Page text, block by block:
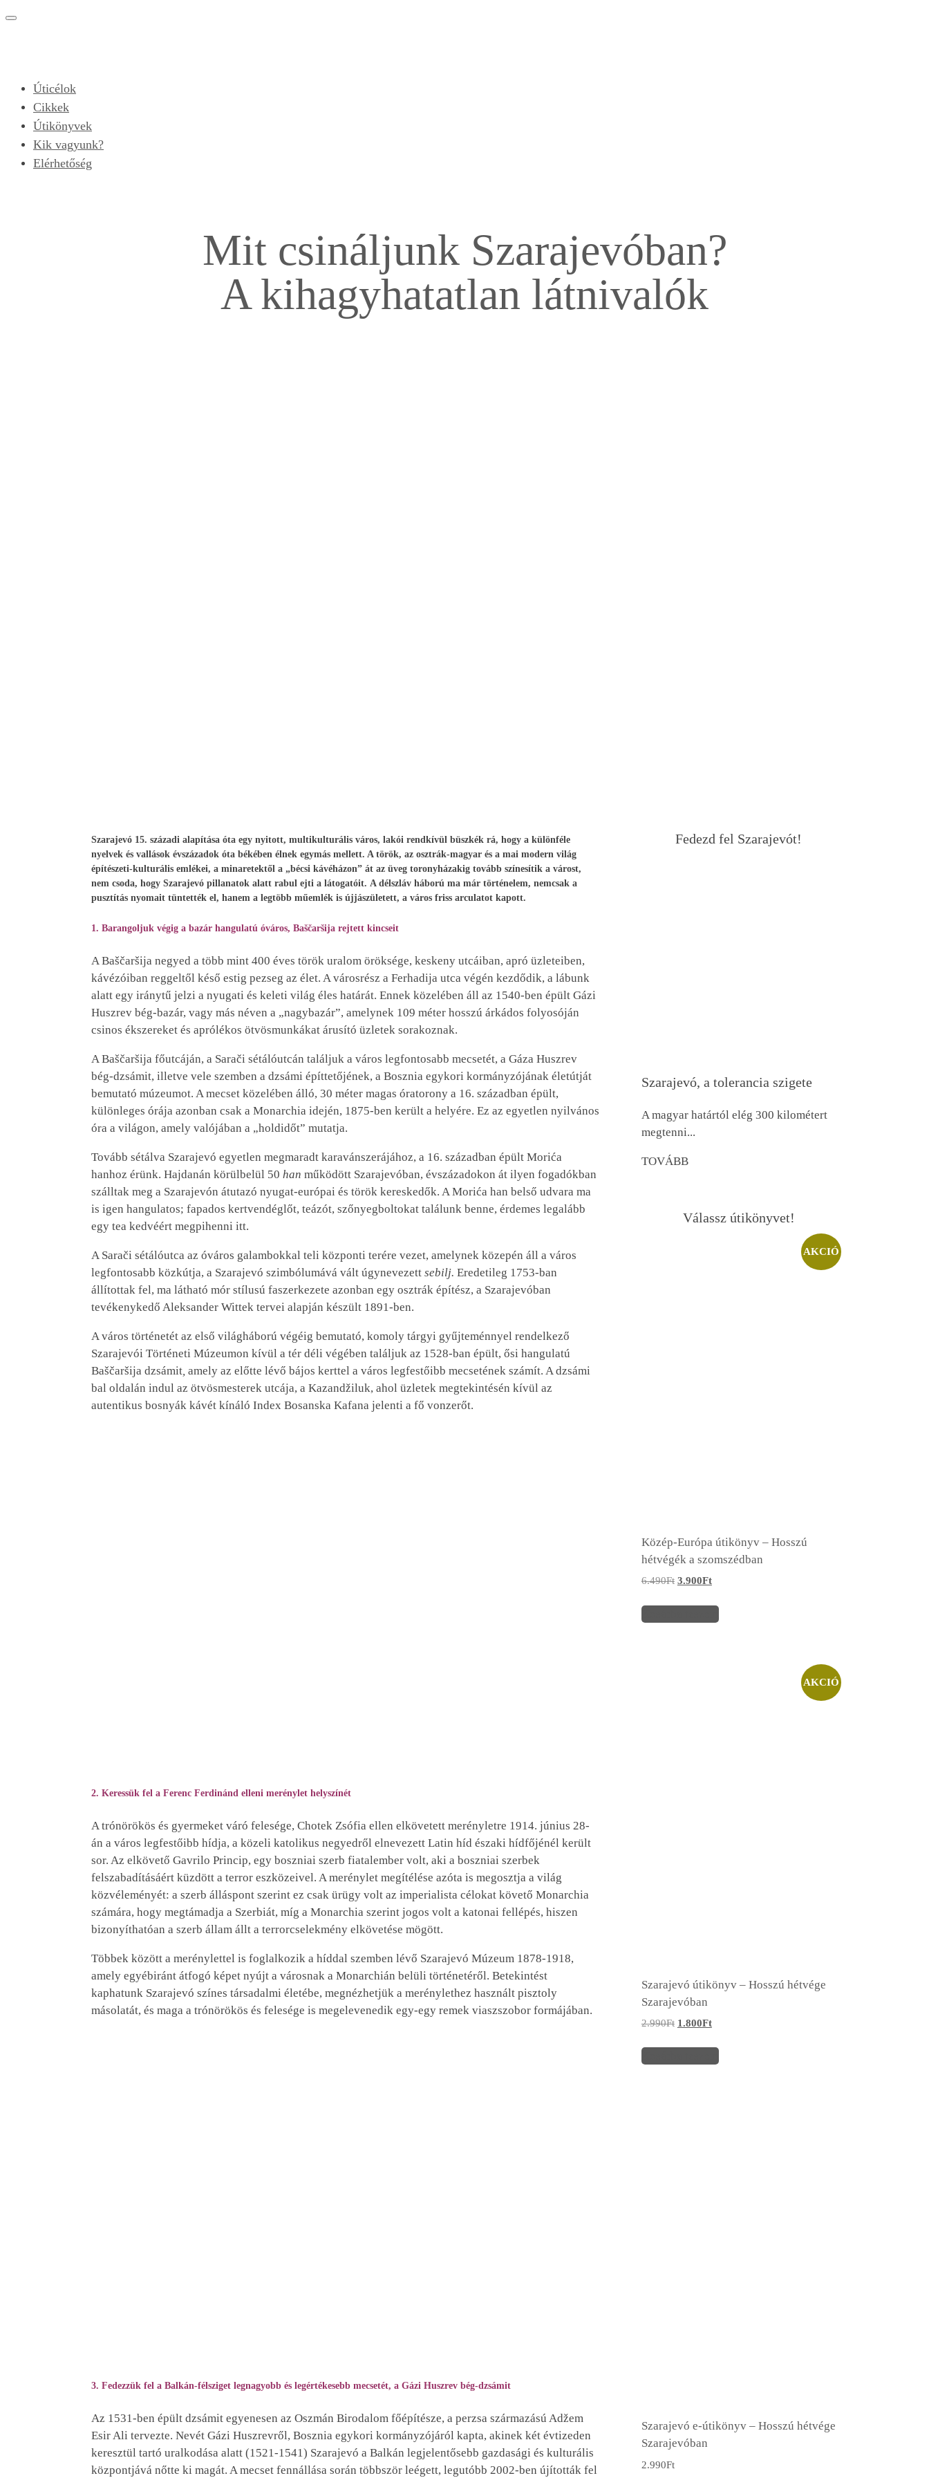
Toggle
Úticélok
Cikkek
Útikönyvek
Kik vagyunk?
Elérhetőség
Mit csináljunk Szarajevóban?
A kihagyhatatlan látnivalók
Szarajevó 15. századi alapítása óta egy nyitott, multikulturális város, lakói rendkívül büszkék rá, hogy a különféle
nyelvek és vallások évszázadok óta békében élnek egymás mellett. A török, az osztrák-magyar és a mai modern világ
építészeti-kulturális emlékei, a minaretektől a „bécsi kávéházon” át az üveg toronyházakig tovább színesítik a várost,
nem csoda, hogy Szarajevó pillanatok alatt rabul ejti a látogatóit. A délszláv háború ma már történelem, nemcsak a
pusztítás nyomait tüntették el, hanem a legtöbb műemlék is újjászületett, a város friss arculatot kapott.
1. Barangoljuk végig a bazár hangulatú óváros, Baščaršija rejtett kincseit
A Baščaršija negyed a több mint 400 éves török uralom öröksége, keskeny utcáiban, apró üzleteiben,
kávézóiban reggeltől késő estig pezseg az élet. A városrész a Ferhadija utca végén kezdődik, a lábunk
alatt egy iránytű jelzi a nyugati és keleti világ éles határát. Ennek közelében áll az 1540-ben épült Gázi
Huszrev bég-bazár, vagy más néven a „nagybazár”, amelynek 109 méter hosszú árkádos folyosóján
csinos ékszereket és aprólékos ötvösmunkákat árusító üzletek sorakoznak.
A Baščaršija főutcáján, a Sarači sétálóutcán találjuk a város legfontosabb mecsetét, a Gáza Huszrev
bég-dzsámit, illetve vele szemben a dzsámi építtetőjének, a Bosznia egykori kormányzójának életútját
bemutató múzeumot. A mecset közelében álló, 30 méter magas óratorony a 16. században épült,
különleges órája azonban csak a Monarchia idején, 1875-ben került a helyére. Ez az egyetlen nyilvános
óra a világon, amely valójában a „holdidőt” mutatja.
Tovább sétálva Szarajevó egyetlen megmaradt karavánszerájához, a 16. században épült Morića
hanhoz érünk. Hajdanán körülbelül 50 han működött Szarajevóban, évszázadokon át ilyen fogadókban
szálltak meg a Szarajevón átutazó nyugat-európai és török kereskedők. A Morića han belső udvara ma
is igen hangulatos; fapados kertvendéglőt, teázót, szőnyegboltokat találunk benne, érdemes legalább
egy tea kedvéért megpihenni itt.
A Sarači sétálóutca az óváros galambokkal teli központi terére vezet, amelynek közepén áll a város
legfontosabb közkútja, a Szarajevó szimbólumává vált úgynevezett sebilj. Eredetileg 1753-ban
állítottak fel, ma látható mór stílusú faszerkezete azonban egy osztrák építész, a Szarajevóban
tevékenykedő Aleksander Wittek tervei alapján készült 1891-ben.
A város történetét az első világháború végéig bemutató, komoly tárgyi gyűjteménnyel rendelkező
Szarajevói Történeti Múzeumon kívül a tér déli végében találjuk az 1528-ban épült, ősi hangulatú
Baščaršija dzsámit amely az előtte lévő bájos kerttel a város legfestőibb mecsetének számít. A dzsámi
bal oldalán indul az ötvösmesterek utcája, a Kazandžiluk, ahol üzletek megtekintésén kívül az
autentikus bosnyák kávét kínáló Index Bosanska Kafana jelenti a fő vonzerőt.
2. Keressük fel a Ferenc Ferdinánd elleni merénylet helyszínét
A trónörökös és gyermeket váró felesége, Chotek Zsófia ellen elkövetett merényletre 1914. június 28-
án a város legfestőibb hídja, a közeli katolikus negyedről elnevezett Latin híd északi hídfőjénél került
sor. Az elkövető Gavrilo Princip, egy boszniai szerb fiatalember volt, aki a boszniai szerbek
felszabadításáért küzdött a terror eszközeivel. A merénylet megítélése azóta is megosztja a világ
közvéleményét: a szerb álláspont szerint ez csak ürügy volt az imperialista célokat követő Monarchia
számára, hogy megtámadja a Szerbiát, míg a Monarchia szerint jogos volt a katonai fellépés, hiszen
bizonyíthatóan a szerb állam állt a terrorcselekmény elkövetése mögött.
Többek között a merénylettel is foglalkozik a híddal szemben lévő Szarajevó Múzeum 1878-1918,
amely egyébiránt átfogó képet nyújt a városnak a Monarchián belüli történetéről. Betekintést
kaphatunk Szarajevó színes társadalmi életébe, megnézhetjük a merénylethez használt pisztoly
másolatát, és maga a trónörökös és felesége is megelevenedik egy-egy remek viaszszobor formájában.
3. Fedezzük fel a Balkán-félsziget legnagyobb és legértékesebb mecsetét, a Gázi Huszrev bég-dzsámit
Az 1531-ben épült dzsámit egyenesen az Oszmán Birodalom főépítésze, a perzsa származású Adžem
Esir Ali tervezte. Nevét Gázi Huszrevről, Bosznia egykori kormányzójáról kapta, akinek két évtizeden
keresztül tartó uralkodása alatt (1521-1541) Szarajevó a Balkán legjelentősebb gazdasági és kulturális
központjává nőtte ki magát. A mecset fennállása során többször leégett, legutóbb 2002-ben újították fel
Fedezd fel Szarajevót!
Szarajevó, a tolerancia szigete
A magyar határtól elég 300 kilométert
megtenni...
TOVÁBB
Válassz útikönyvet!
AKCIÓ
Közép-Európa útikönyv – Hosszú
hétvégék a szomszédban
6.490Ft 3.900Ft
AKCIÓ
Szarajevó útikönyv – Hosszú hétvége
Szarajevóban
2.990Ft 1.800Ft
Szarajevó e-útikönyv – Hosszú hétvége
Szarajevóban
2.990Ft